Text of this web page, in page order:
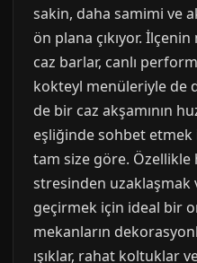
sakin, daha samimi ve
ön plana çıkıyor.
caz barlar, canlı
kokteyl menüleriyle de
de bir caz akşamının
eşliğinde sohbet etmek
tam size göre. Özellikle
stresinden uzaklaşmak
geçirmek için ideal bir
mekanların
ışıklar, rahat koltuklar